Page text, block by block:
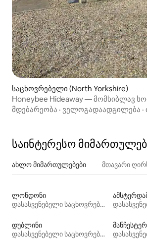
საცხოვრებელი (North Yorkshire)
Honeybee Hideaway — მომხიბლავ
მდებარეობა · ველოგადაადგილება ·
საინტერესო
ახლო მიმართულებები მთავარი
ლონდონი
დასასვენებელი საცხოვრებლები
დუბლინი
დასასვენებელი საცხოვრებლები